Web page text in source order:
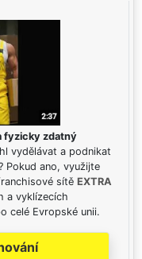
fyzicky zdatný
vydělávat a podnikat
Pokud ano, využijte
sítě EXTRA
a vyklízecích
celé Evropské unii.